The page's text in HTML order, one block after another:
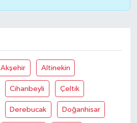
Akşehir Altinekin
Cihanbeyli Çeltik
Derebucak Doğanhisar